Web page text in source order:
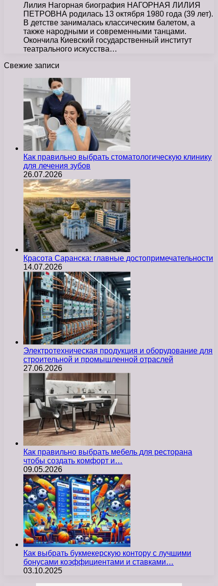
Лилия Нагорная биография НАГОРНАЯ ЛИЛИЯ
ПЕТРОВНА родилась 13 октября 1980 года (39 лет).
В детстве занималась классическим балетом, а
также народными и современными танцами.
Окончила Киевский государственный институт
театрального искусства…
Свежие записи
Как правильно выбрать стоматологическую клинику
для лечения зубов
26.07.2026
Красота Саранска: главные достопримечательности
14.07.2026
Электротехническая продукция и оборудование для
строительной и промышленной отраслей
27.06.2026
Как правильно выбрать мебель для ресторана
чтобы создать комфорт и…
09.05.2026
Как выбрать букмекерскую контору с лучшими
бонусами коэффициентами и ставками…
03.10.2025